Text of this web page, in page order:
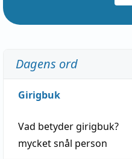
Dagens ord
Girigbuk
Vad betydergirigbuk?
mycketsnål person